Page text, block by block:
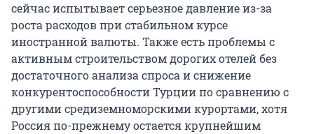
сейчас испытывает серьезное давление из-за
роста расходов при стабильном курсе
иностранной валюты. Также есть проблемы с
активным строительством дорогих отелей без
достаточного анализа спроса и снижение
конкурентоспособности Турции по сравнению с
другими средиземноморскими курортами, хотя
Россия по-прежнему остается крупнейшим